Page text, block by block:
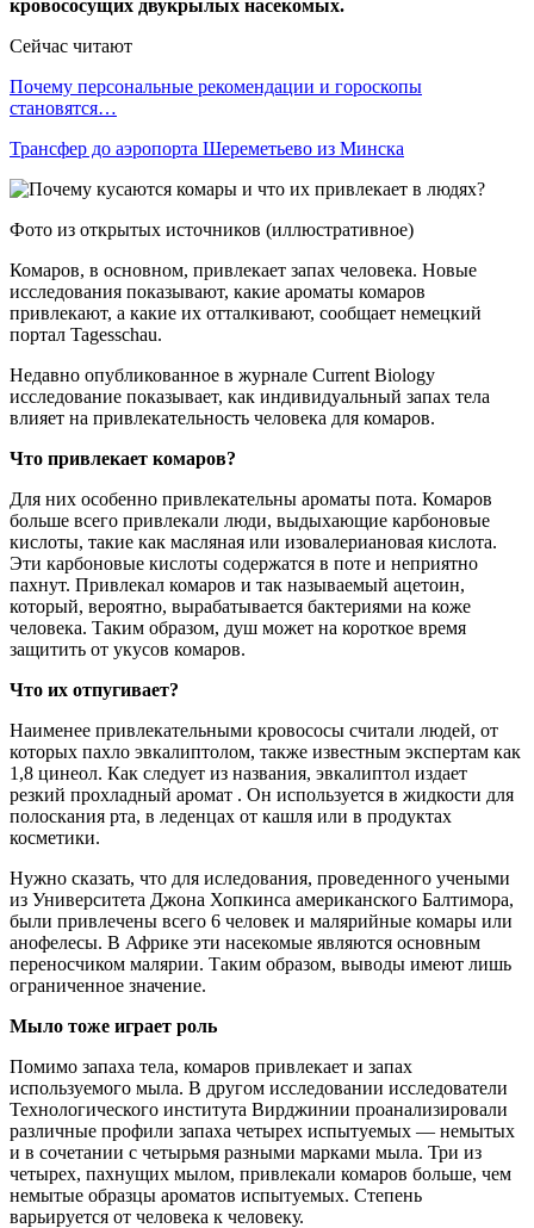
кровососущих двукрылых насекомых.
Сейчас читают
Почему персональные рекомендации и гороскопы
становятся…
Трансфер до аэропорта Шереметьево из Минска
Фото из открытых источников (иллюстративное)
Комаров, в основном, привлекает запах человека. Новые
исследования показывают, какие ароматы комаров
привлекают, а какие их отталкивают, сообщает немецкий
портал Tagesschau.
Недавно опубликованное в журнале Current Biology
исследование показывает, как индивидуальный запах тела
влияет на привлекательность человека для комаров.
Что привлекает комаров?
Для них особенно привлекательны ароматы пота. Комаров
больше всего привлекали люди, выдыхающие карбоновые
кислоты, такие как масляная или изовалериановая кислота.
Эти карбоновые кислоты содержатся в поте и неприятно
пахнут. Привлекал комаров и так называемый ацетоин,
который, вероятно, вырабатывается бактериями на коже
человека. Таким образом, душ может на короткое время
защитить от укусов комаров.
Что их отпугивает?
Наименее привлекательными кровососы считали людей, от
которых пахло эвкалиптолом, также известным экспертам как
1,8 цинеол. Как следует из названия, эвкалиптол издает
резкий прохладный аромат . Он используется в жидкости для
полоскания рта, в леденцах от кашля или в продуктах
косметики.
Нужно сказать, что для иследования, проведенного учеными
из Университета Джона Хопкинса американского Балтимора,
были привлечены всего 6 человек и малярийные комары или
анофелесы. В Африке эти насекомые являются основным
переносчиком малярии. Таким образом, выводы имеют лишь
ограниченное значение.
Мыло тоже играет роль
Помимо запаха тела, комаров привлекает и запах
используемого мыла. В другом исследовании исследователи
Технологического института Вирджинии проанализировали
различные профили запаха четырех испытуемых — немытых
и в сочетании с четырьмя разными марками мыла. Три из
четырех, пахнущих мылом, привлекали комаров больше, чем
немытые образцы ароматов испытуемых. Степень
варьируется от человека к человеку.